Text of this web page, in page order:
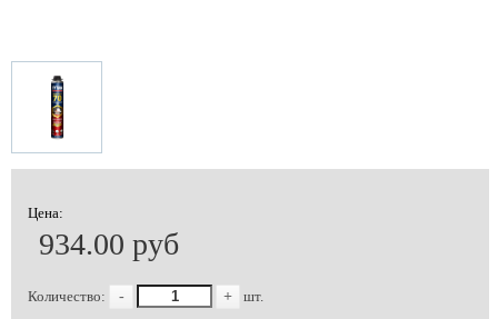
Цена:
934.00 руб
Количество: - + шт.